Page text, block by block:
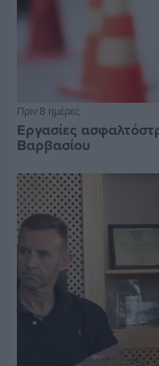
Πριν 8 ημέρες
Εργασίες
Βαρβασίου